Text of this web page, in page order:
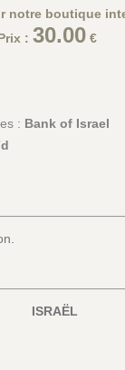
notre boutique
: 30.00 €
: Bank of Israel
ISRAËL